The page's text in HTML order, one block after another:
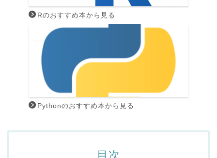
Rのおすすめ本から見る
Pythonのおすすめ本から見る
目次